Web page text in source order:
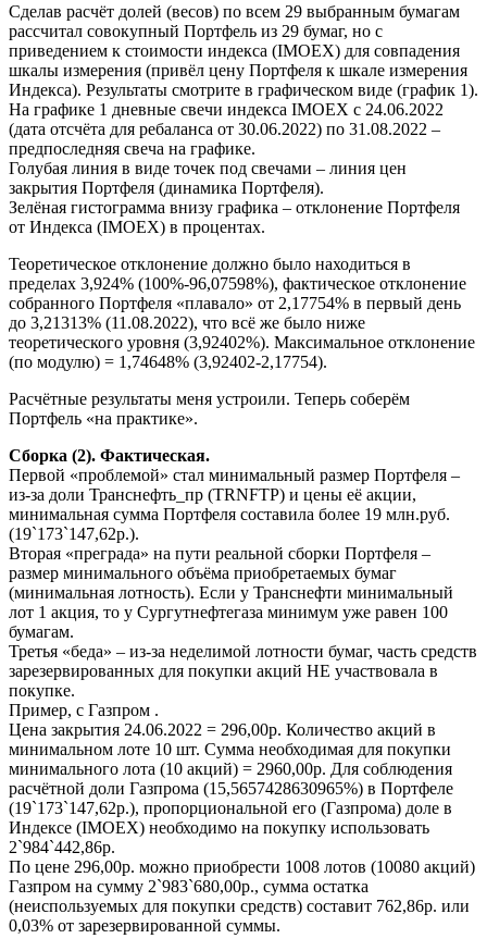
Сделав расчёт долей (весов) по всем 29 выбранным бумагам
рассчитал совокупный Портфель из 29 бумаг, но с
приведением к стоимости индекса (IMOEX) для совпадения
шкалы измерения (привёл цену Портфеля к шкале измерения
Индекса). Результаты смотрите в графическом виде (график 1).
На графике 1 дневные свечи индекса IMOEX с 24.06.2022
(дата отсчёта для ребаланса от 30.06.2022) по 31.08.2022 –
предпоследняя свеча на графике.
Голубая линия в виде точек под свечами – линия цен
закрытия Портфеля (динамика Портфеля).
Зелёная гистограмма внизу графика – отклонение Портфеля
от Индекса (IMOEX) в процентах.
Теоретическое отклонение должно было находиться в
пределах 3,924% (100%-96,07598%), фактическое отклонение
собранного Портфеля «плавало» от 2,17754% в первый день
до 3,21313% (11.08.2022), что всё же было ниже
теоретического уровня (3,92402%). Максимальное отклонение
(по модулю) = 1,74648% (3,92402-2,17754).
Расчётные результаты меня устроили. Теперь соберём
Портфель «на практике».
Сборка (2). Фактическая.
Первой «проблемой» стал минимальный размер Портфеля –
из-за доли Транснефть_пр (TRNFTP) и цены её акции,
минимальная сумма Портфеля составила более 19 млн.руб.
(19`173`147,62р.).
Вторая «преграда» на пути реальной сборки Портфеля –
размер минимального объёма приобретаемых бумаг
(минимальная лотность). Если у Транснефти минимальный
лот 1 акция, то у Сургутнефтегаза минимум уже равен 100
бумагам.
Третья «беда» – из-за неделимой лотности бумаг, часть средств
зарезервированных для покупки акций НЕ участвовала в
покупке.
Пример, с Газпром .
Цена закрытия 24.06.2022 = 296,00р. Количество акций в
минимальном лоте 10 шт. Сумма необходимая для покупки
минимального лота (10 акций) = 2960,00р. Для соблюдения
расчётной доли Газпрома (15,5657428630965%) в Портфеле
(19`173`147,62р.), пропорциональной его (Газпрома) доле в
Индексе (IMOEX) необходимо на покупку использовать
2`984`442,86р.
По цене 296,00р. можно приобрести 1008 лотов (10080 акций)
Газпром на сумму 2`983`680,00р., сумма остатка
(неиспользуемых для покупки средств) составит 762,86р. или
0,03% от зарезервированной суммы.